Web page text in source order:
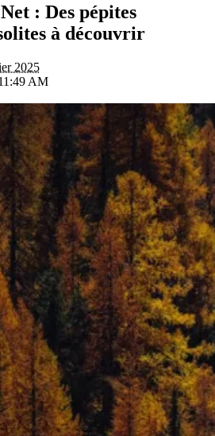
: Des pépites
à découvrir
2025
AM